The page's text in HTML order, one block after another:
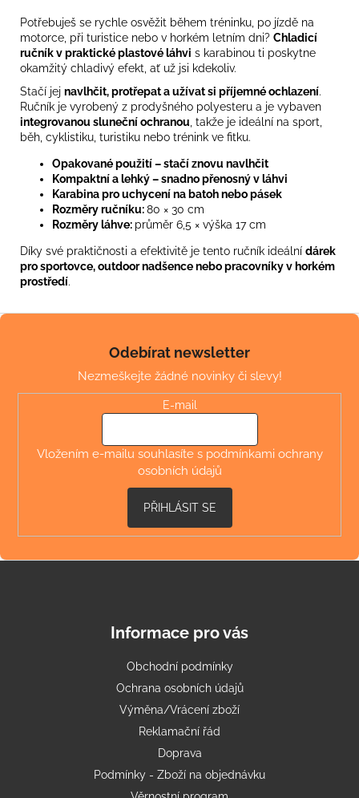
Potřebuješ se rychle osvěžit během tréninku, po jízdě na
motorce, při turistice nebo v horkém letním dni? Chladicí
ručník v praktické plastové láhvi s karabinou ti poskytne
okamžitý chladivý efekt, ať už jsi kdekoliv.
Stačí jej navlhčit, protřepat a užívat si příjemné ochlazení.
Ručník je vyrobený z prodyšného polyesteru a je vybaven
integrovanou sluneční ochranou , takže je ideální na sport,
běh, cyklistiku, turistiku nebo trénink ve fitku.
Opakované použití – stačí znovu navlhčit
Kompaktní a lehký – snadno přenosný v láhvi
Karabina pro uchycení na batoh nebo pásek
Rozměry ručníku:80 × 30 cm
Rozměry láhve: průměr 6,5 × výška 17 cm
Díky své praktičnosti a efektivitě je tento ručník ideální dárek
pro sportovce, outdoor nadšence nebo pracovníky v horkém
prostředí.
Z
Odebírat newsletter
Nezmeškejte žádné novinky či slevy!
E-mail
Vložením e-mailu souhlasíte s podmínkami ochrany
osobních údajů
PŘIHLÁSIT SE
Informace pro vás
Obchodní podmínky
Ochrana osobních údajů
Výměna/Vrácení zboží
Reklamační řád
Doprava
Podmínky - Zboží na objednávku